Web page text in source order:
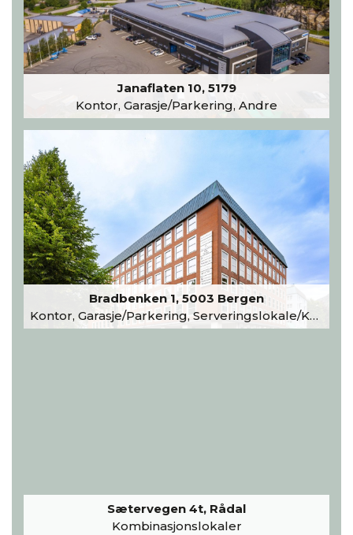
Janaflaten 10, 5179
Kontor, Garasje/Parkering, Andre
Bradbenken 1, 5003 Bergen
Kontor, Garasje/Parkering, Serveringslokale/Kantine, Undervisning/Arrangement
Sætervegen 4t, Rådal
Kombinasjonslokaler